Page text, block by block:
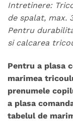
Intretinere:
de spalat, max.
Pentru
si calcarea
Pentru a plasa
marimea
prenumele
a plasa
tabelul de